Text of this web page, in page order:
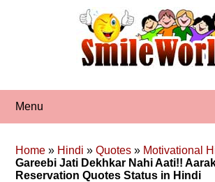
Menu
Home » Hindi »Quotes » Motivational
Gareebi Jati Dekhkar Nahi Aati!!
Reservation Quotes Status in Hindi